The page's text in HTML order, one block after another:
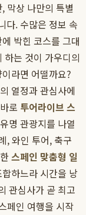
막상 나만의 특별
다. 수많은 정보 속
박힌 코스를 그대
하는 것이 가우디의
라면 어떨까요?
열정과 관심사에
로 투어라이브 스
명 관광지를 나열
, 와인 투어, 축구
스페인 맞춤형 일
하느라 시간을 낭
관심사가 곧 최고
페인 여행을 시작